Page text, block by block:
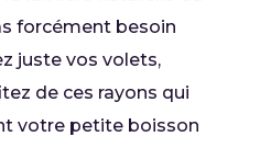
forcément besoin
juste vos volets,
de ces rayons qui
votre petite boisson